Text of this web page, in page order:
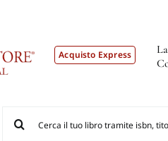
Acquisto Express
per: